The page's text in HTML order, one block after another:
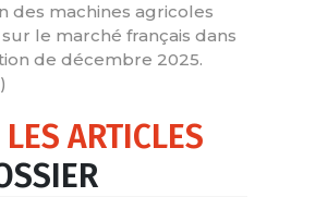
des machines agricoles
le marché français dans
de décembre 2025.
ARTICLES